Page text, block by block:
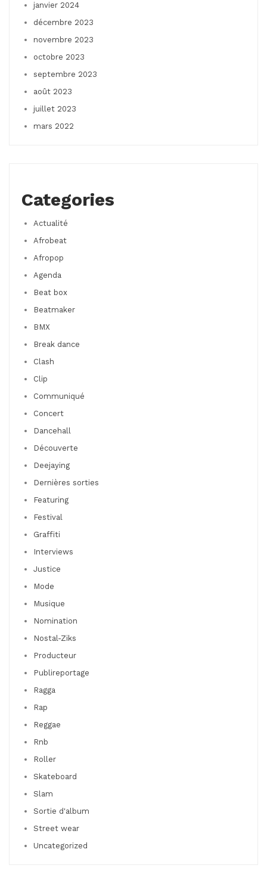
janvier 2024
décembre 2023
novembre 2023
octobre 2023
septembre 2023
août 2023
juillet 2023
mars 2022
Categories
Actualité
Afrobeat
Afropop
Agenda
Beat box
Beatmaker
BMX
Break dance
Clash
Clip
Communiqué
Concert
Dancehall
Découverte
Deejaying
Dernières sorties
Featuring
Festival
Graffiti
Interviews
Justice
Mode
Musique
Nomination
Nostal-Ziks
Producteur
Publireportage
Ragga
Rap
Reggae
Rnb
Roller
Skateboard
Slam
Sortie d'album
Street wear
Uncategorized